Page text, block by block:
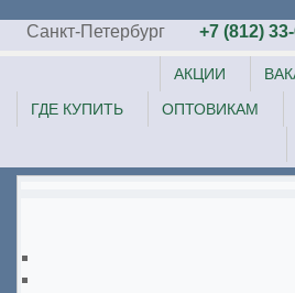
Санкт-Петербург +7 (812)
АКЦИИ
ОПТОВИКАМ
ГДЕ КУПИТЬ